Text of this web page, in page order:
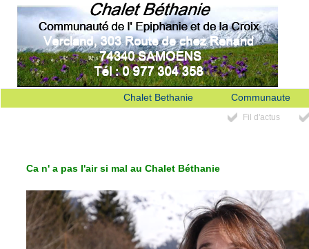
Chalet Bethanie Communaute
Fil d'actus
Ca n' a pas l'air si mal au Chalet Béthanie